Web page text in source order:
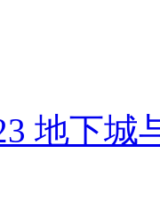
地下